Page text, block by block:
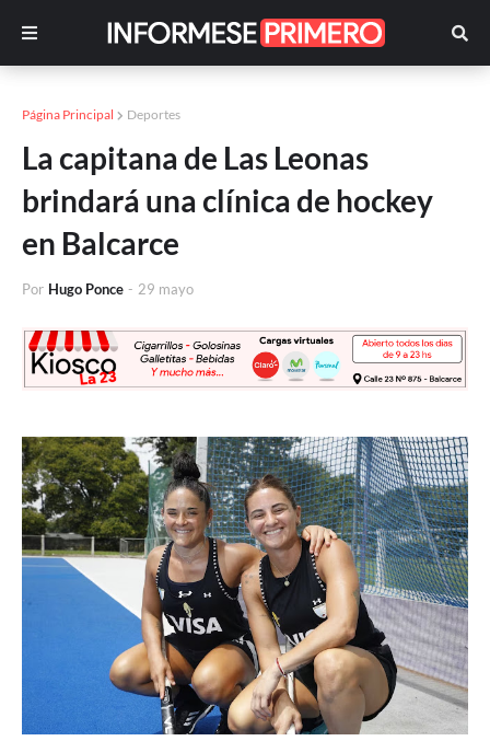
Página Principal Deportes
La capitana de Las Leonas
brindará una clínica de hockey
en Balcarce
Por Hugo Ponce - 29 mayo